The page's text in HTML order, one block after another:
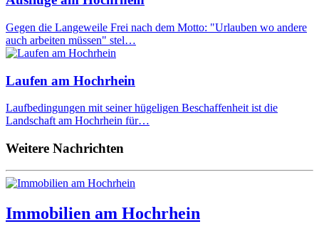
Gegen die Langeweile Frei nach dem Motto: "Urlauben wo andere
auch arbeiten müssen" stel…
Laufen am Hochrhein
Laufbedingungen mit seiner hügeligen Beschaffenheit ist die
Landschaft am Hochrhein für…
Weitere Nachrichten
Immobilien am Hochrhein